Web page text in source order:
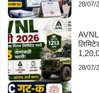
28/07/
AVNL
28/07/